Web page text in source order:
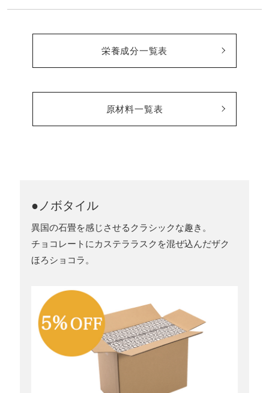
栄養成分一覧表
原材料一覧表
●ノボタイル
異国の石畳を感じさせるクラシックな趣き。
チョコレートにカステララスクを混ぜ込んだザク
ほろショコラ。